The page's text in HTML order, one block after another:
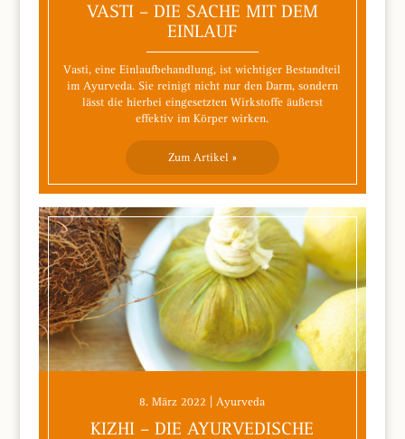
VASTI – DIE SACHE MIT DEM
EINLAUF
Vasti, eine Einlaufbehandlung, ist wichtiger Bestandteil
im Ayurveda. Sie reinigt nicht nur den Darm, sondern
lässt die hierbei eingesetzten Wirkstoffe äußerst
effektiv im Körper wirken.
Zum Artikel »
8. März 2022 | Ayurveda
KIZHI – DIE AYURVEDISCHE